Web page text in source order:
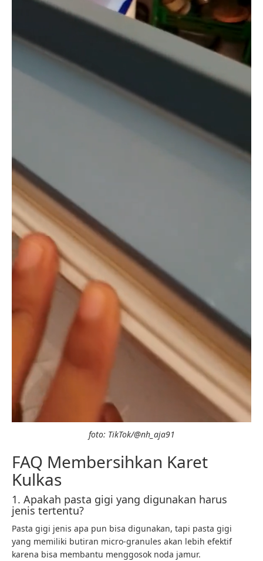
foto: TikTok/@nh_aja91
FAQ Membersihkan Karet
Kulkas
1. Apakah pasta gigi yang digunakan harus
jenis tertentu?
Pasta gigi jenis apa pun bisa digunakan, tapi pasta gigi
yang memiliki butiran micro-granules akan lebih efektif
karena bisa membantu menggosok noda jamur.